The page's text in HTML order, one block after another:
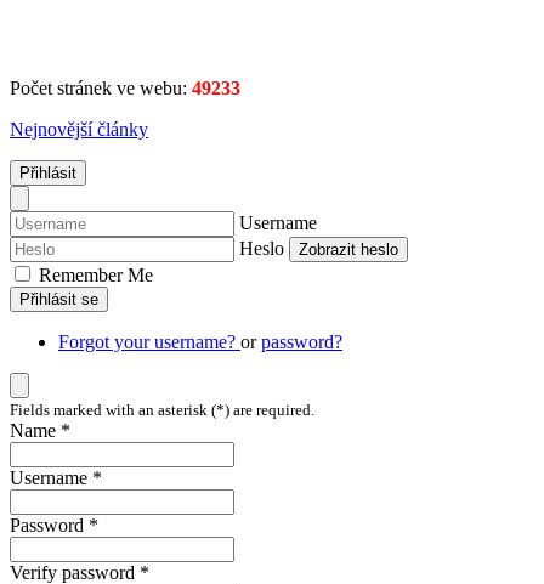
Počet stránek ve webu: 49233
Nejnovější články
Přihlásit
Username
Heslo
Zobrazit heslo
Remember Me
Přihlásit se
Forgot your username? orpassword?
Fields marked with an asterisk (*) are required.
Name *
Username *
Password *
Verify password *